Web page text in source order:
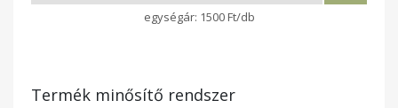
1500 Ft/db
Termék minősítő rendszer